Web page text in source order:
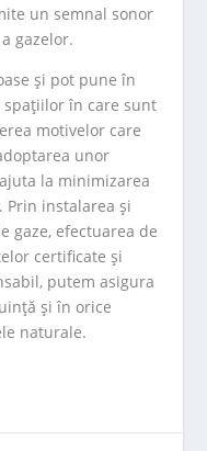
un semnal sonor
gazelor.
și pot pune în
în care sunt
motivelor care
unor
la minimizarea
Prin instalarea și
gaze, efectuarea de
certificate și
putem asigura
și în orice
naturale.